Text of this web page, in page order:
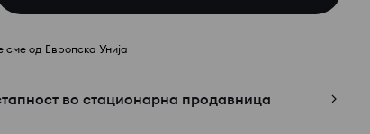
сме од Европска Унија
во стационарна продавница